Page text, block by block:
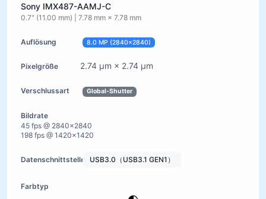
Sony IMX487-AAMJ-C
0.7" (11.00 mm) | 7.78 mm × 7.78 mm
8.0 MP (2840×2840)
2.74 µm × 2.74 µm
Global-Shutter
45 fps @ 2840×2840
198 fps @ 1420×1420
USB3.0（USB3.1 GEN1）